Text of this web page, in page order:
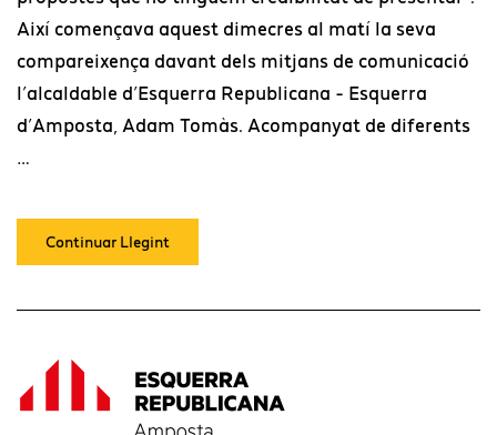
Així començava aquest dimecres al matí la seva
compareixença davant dels mitjans de comunicació
l’alcaldable d’Esquerra Republicana - Esquerra
d’Amposta, Adam Tomàs. Acompanyat de diferents
…
Continuar Llegint